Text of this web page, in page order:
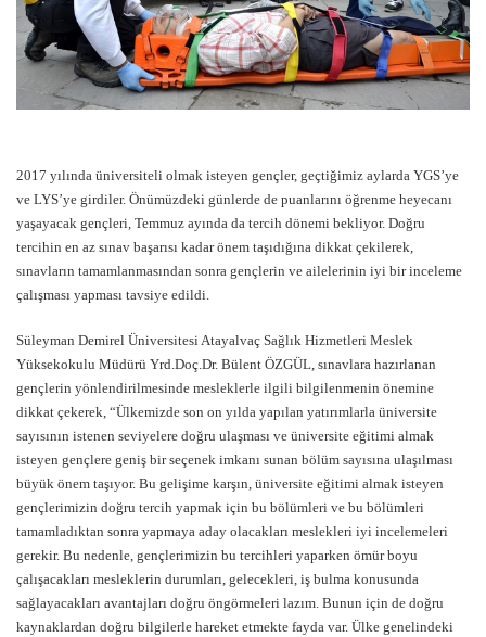
2017 yılında üniversiteli olmak isteyen gençler, geçtiğimiz aylarda YGS’ye
ve LYS’ye girdiler. Önümüzdeki günlerde de puanlarını öğrenme heyecanı
yaşayacak gençleri, Temmuz ayında da tercih dönemi bekliyor. Doğru
tercihin en az sınav başarısı kadar önem taşıdığına dikkat çekilerek,
sınavların tamamlanmasından sonra gençlerin ve ailelerinin iyi bir inceleme
çalışması yapması tavsiye edildi.
Süleyman Demirel Üniversitesi Atayalvaç Sağlık Hizmetleri Meslek
Yüksekokulu Müdürü Yrd.Doç.Dr. Bülent ÖZGÜL, sınavlara hazırlanan
gençlerin yönlendirilmesinde mesleklerle ilgili bilgilenmenin önemine
dikkat çekerek, “Ülkemizde son on yılda yapılan yatırımlarla üniversite
sayısının istenen seviyelere doğru ulaşması ve üniversite eğitimi almak
isteyen gençlere geniş bir seçenek imkanı sunan bölüm sayısına ulaşılması
büyük önem taşıyor. Bu gelişime karşın, üniversite eğitimi almak isteyen
gençlerimizin doğru tercih yapmak için bu bölümleri ve bu bölümleri
tamamladıktan sonra yapmaya aday olacakları meslekleri iyi incelemeleri
gerekir. Bu nedenle, gençlerimizin bu tercihleri yaparken ömür boyu
çalışacakları mesleklerin durumları, gelecekleri, iş bulma konusunda
sağlayacakları avantajları doğru öngörmeleri lazım. Bunun için de doğru
kaynaklardan doğru bilgilerle hareket etmekte fayda var. Ülke genelindeki